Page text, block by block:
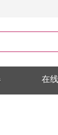
在